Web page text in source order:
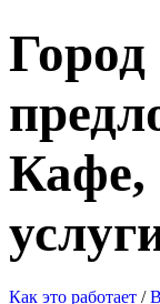
Кафе,
Как это работает /